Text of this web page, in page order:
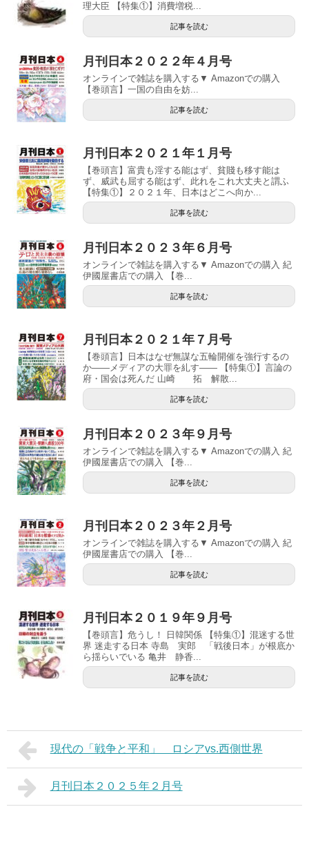
理大臣 【特集①】消費増税...
記事を読む
月刊日本２０２２年４月号
オンラインで雑誌を購入する▼ Amazonでの購入
【巻頭言】一国の自由を妨...
記事を読む
月刊日本２０２１年１月号
【巻頭言】富貴も淫する能はず、貧賤も移す能は
ず、威武も屈する能はず、此れをこれ大丈夫と謂ふ
【特集①】２０２１年、日本はどこへ向か...
記事を読む
月刊日本２０２３年６月号
オンラインで雑誌を購入する▼ Amazonでの購入 紀
伊國屋書店での購入 【巻...
記事を読む
月刊日本２０２１年７月号
【巻頭言】日本はなぜ無謀な五輪開催を強行するの
か――メディアの大罪を糺す―― 【特集①】言論の
府・国会は死んだ 山崎 拓 解散...
記事を読む
月刊日本２０２３年９月号
オンラインで雑誌を購入する▼ Amazonでの購入 紀
伊國屋書店での購入 【巻...
記事を読む
月刊日本２０２３年２月号
オンラインで雑誌を購入する▼ Amazonでの購入 紀
伊國屋書店での購入 【巻...
記事を読む
月刊日本２０１９年９月号
【巻頭言】危うし！ 日韓関係 【特集①】混迷する世
界 迷走する日本 寺島 実郎 「戦後日本」が根底か
ら揺らいでいる 亀井 静香...
記事を読む
現代の「戦争と平和」 ロシアvs.西側世界
月刊日本２０２５年２月号